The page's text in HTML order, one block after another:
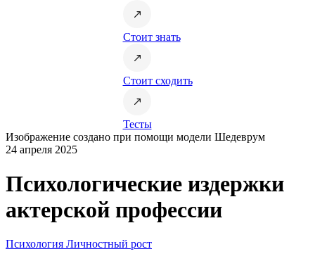
Стоит знать
Стоит сходить
Тесты
Изображение создано при помощи модели Шедеврум
24 апреля 2025
Психологические издержки
актерской профессии
Психология Личностный рост